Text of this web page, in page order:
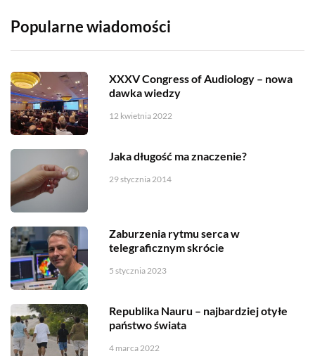
Popularne wiadomości
XXXV Congress of Audiology – nowa
dawka wiedzy
12 kwietnia 2022
Jaka długość ma znaczenie?
29 stycznia 2014
Zaburzenia rytmu serca w
telegraficznym skrócie
5 stycznia 2023
Republika Nauru – najbardziej otyłe
państwo świata
4 marca 2022